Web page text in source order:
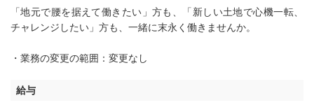
「地元で腰を据えて働きたい」方も、「新しい土地で心機一転、
チャレンジしたい」方も、一緒に末永く働きませんか。
・業務の変更の範囲：変更なし
給与